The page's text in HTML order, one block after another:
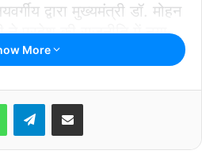
द्वारा मुख्यमंत्री डॉ. मोहन
ने प्रदेश की राजनीति में नया
में विजयवर्गीय ने इंदौर की
कार्यों में अपेक्षित सहयोग नहीं
जैसे ही यह पत्र सार्वजनिक
ने तेजी से सक्रियता
More
Telegram